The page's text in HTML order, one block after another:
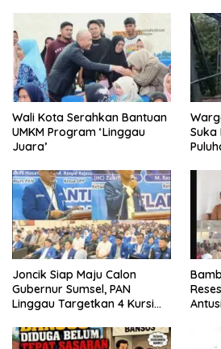
Wali Kota Serahkan Bantuan
UMKM Program ‘Linggau
Juara’
Suka
Joncik Siap Maju Calon
Gubernur Sumsel, PAN
Linggau Targetkan 4 Kursi